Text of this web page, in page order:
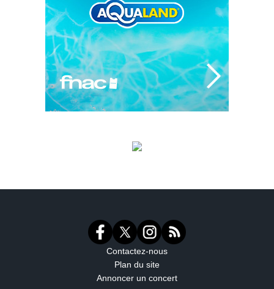
Contactez-nous
Plan du site
Annoncer un concert